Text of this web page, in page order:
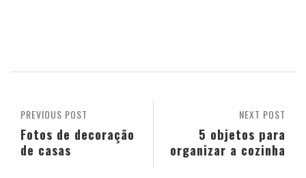
NEXT POST
5 objetos para
organizar a cozinha
PREVIOUS POST
Fotos de decoração
de casas